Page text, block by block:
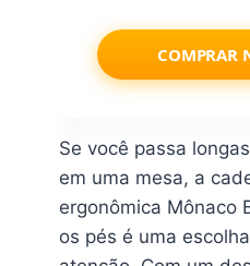
COMPRAR
Se você passa
em uma mesa, a
ergonômica Mônaco
os pés é uma